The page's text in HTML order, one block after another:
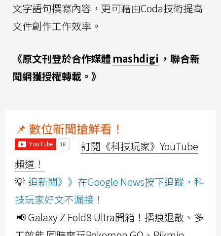
文字語句撰寫內容，更可藉由Coda技術提高
文件創作工作效率。
《原文刊登於合作媒體 mashdigi ，聯合新
聞網獲授權轉載。》
📌 數位新聞搶鮮看！
訂閱《科技玩家》YouTube
頻道！
💡 追新聞》》在Google News按下追蹤，科
技玩家好文不漏接！
📢 Galaxy Z Fold8 Ultra開箱！摺痕退散、多